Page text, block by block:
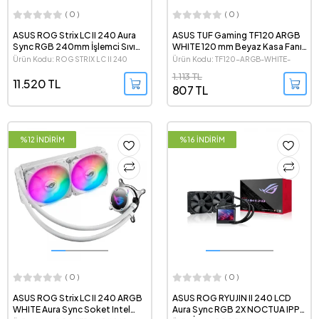
( 0 )
ASUS ROG Strix LC II 240 Aura
Sync RGB 240mm İşlemci Sıvı
Soğutucu
Ürün Kodu: ROG STRIX LC II 240
11.520 TL
( 0 )
ASUS TUF Gaming TF120 ARGB
WHITE 120 mm Beyaz Kasa Fanı
- Tekli Paket
Ürün Kodu: TF120-ARGB-WHITE-
807 TL
1.113 TL
%12 İNDİRİM
( 0 )
ASUS ROG Strix LC II 240 ARGB
WHITE Aura Sync Soket Intel
%16 İNDİRİM
( 0 )
ASUS ROG RYUJIN II 240 LCD
Aura Sync RGB 2X NOCTUA IPPC